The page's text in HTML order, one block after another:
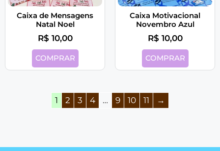
Caixa de Mensagens
Natal Noel
R$ 10,00
COMPRAR
Caixa Motivacional
Novembro Azul
R$ 10,00
COMPRAR
1 2 3 4 … 9 10 11 →